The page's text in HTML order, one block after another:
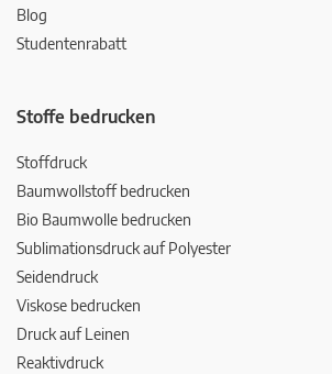
Blog
Studentenrabatt
Stoffe bedrucken
Stoffdruck
Baumwollstoff bedrucken
Bio Baumwolle bedrucken
Sublimationsdruck auf Polyester
Seidendruck
Viskose bedrucken
Druck auf Leinen
Reaktivdruck